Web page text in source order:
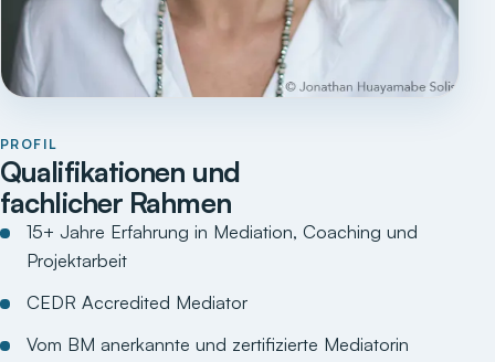
PROFIL
Qualifikationen und
fachlicher Rahmen
15+ Jahre Erfahrung in Mediation, Coaching und
Projektarbeit
CEDR Accredited Mediator
Vom BM anerkannte und zertifizierte Mediatorin